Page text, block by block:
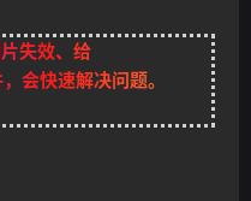
片失效、给
会快速解决问题。